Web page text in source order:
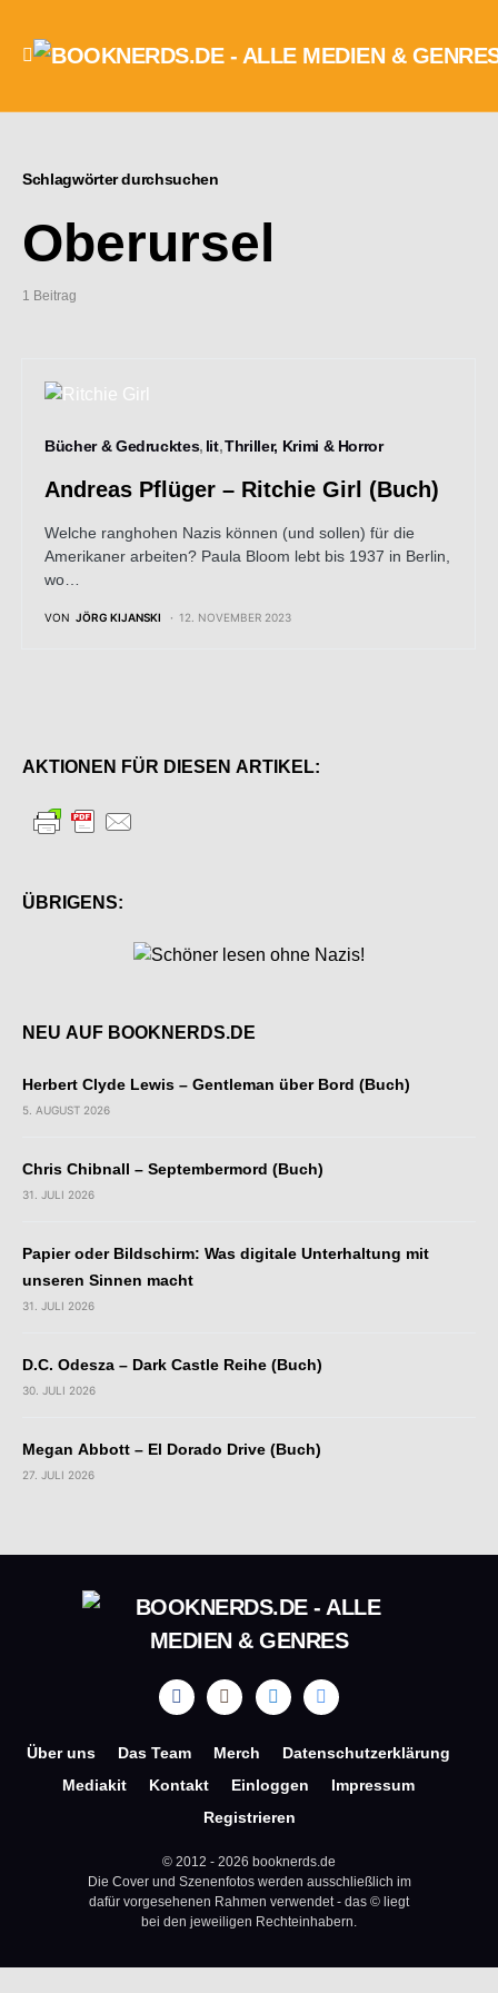
Schlagwörter durchsuchen
Oberursel
1 Beitrag
Bücher & Gedrucktes lit Thriller, Krimi & Horror
Andreas Pflüger – Ritchie Girl (Buch)
Welche ranghohen Nazis können (und sollen) für die
Amerikaner arbeiten? Paula Bloom lebt bis 1937 in Berlin,
wo…
VON JÖRG KIJANSKI 12. NOVEMBER 2023
AKTIONEN FÜR DIESEN ARTIKEL:
ÜBRIGENS:
NEU AUF BOOKNERDS.DE
Herbert Clyde Lewis – Gentleman über Bord (Buch)
5. AUGUST 2026
Chris Chibnall – Septembermord (Buch)
31. JULI 2026
Papier oder Bildschirm: Was digitale Unterhaltung mit
unseren Sinnen macht
31. JULI 2026
D.C. Odesza – Dark Castle Reihe (Buch)
30. JULI 2026
Megan Abbott – El Dorado Drive (Buch)
27. JULI 2026
Über uns Das Team Merch
Datenschutzerklärung
Mediakit
Kontakt Einloggen
Impressum
Registrieren
© 2012 - 2026 booknerds.de
Die Cover und Szenenfotos werden ausschließlich im
dafür vorgesehenen Rahmen verwendet - das © liegt
bei den jeweiligen Rechteinhabern.